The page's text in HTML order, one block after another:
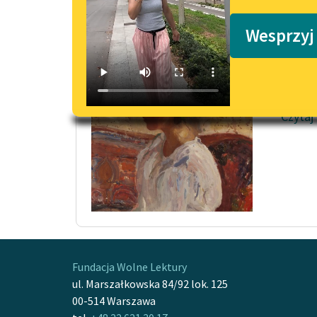
Ania
Rok
Czytaj
Fundacja Wolne Lektury
ul. Marszałkowska 84/92 lok. 125
00-514 Warszawa